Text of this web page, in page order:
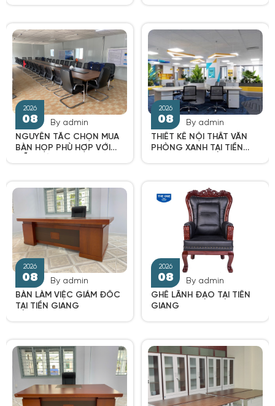
2026
08
2026
08
2026
08 08
By admin
NGUYÊN TẮC CHỌN MUA
BÀN HỌP PHÙ HỢP VỚI
By admin
THIẾT KẾ NỘI THẤT VĂN
PHÒNG XANH TẠI TIỀN
By admin
BÀN LÀM VIỆC GIÁM ĐỐC
TẠI TIỀN GIANG
By admin
GHẾ LÃNH ĐẠO TẠI TIỀN
GIANG